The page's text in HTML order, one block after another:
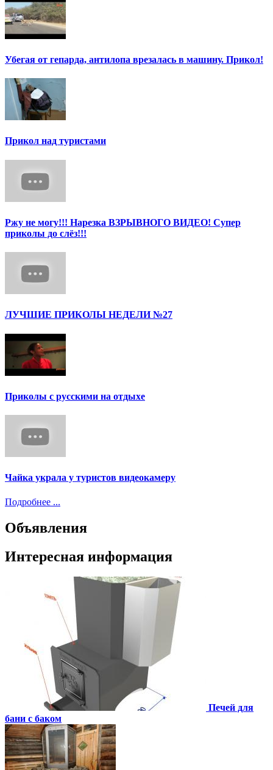
Убегая от гепарда, антилопа врезалась в машину. Прикол!
Прикол над туристами
Ржу не могу!!! Нарезка ВЗРЫВНОГО ВИДЕО! Супер
приколы до слёз!!!
ЛУЧШИЕ ПРИКОЛЫ НЕДЕЛИ №27
Приколы с русскими на отдыхе
Чайка украла у туристов видеокамеру
Подробнее ...
Объявления
Интересная информация
Печей для
бани с баком